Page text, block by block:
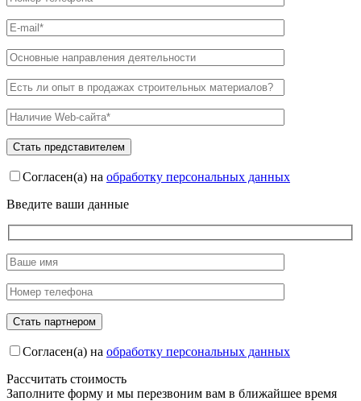
Согласен(а) на обработку персональных данных
Введите ваши данные
Согласен(а) на обработку персональных данных
Рассчитать стоимость
Заполните форму и мы перезвоним вам в ближайшее время